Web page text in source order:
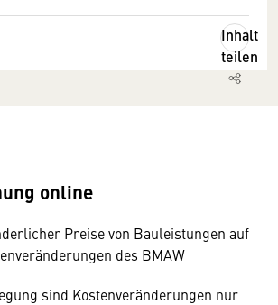
Inhalt
teilen
online
Preise von Bauleistungen auf
des BMAW
sind Kostenveränderungen nur